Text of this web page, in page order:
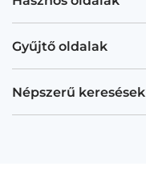
Gyűjtő oldalak
Népszerű keresések